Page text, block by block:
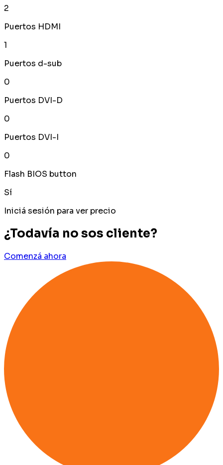
2
Puertos HDMI
1
Puertos d-sub
0
Puertos DVI-D
0
Puertos DVI-I
0
Flash BIOS button
Sí
Iniciá sesión para ver precio
¿Todavía no sos cliente?
Comenzá ahora